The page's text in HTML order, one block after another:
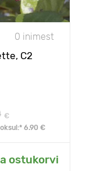
0 inimest
C2
€
6.90 €
ostukorvi